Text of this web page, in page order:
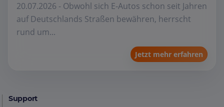
20.07.2026 - Obwohl sich E-Autos schon seit Jahren
auf Deutschlands Straßen bewähren, herrscht
rund um...
Jetzt mehr erfahren
Support